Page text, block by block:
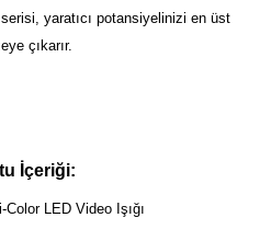
yaratıcı potansiyelinizi en üst
çıkarır.
İçeriği:
LED Video Işığı